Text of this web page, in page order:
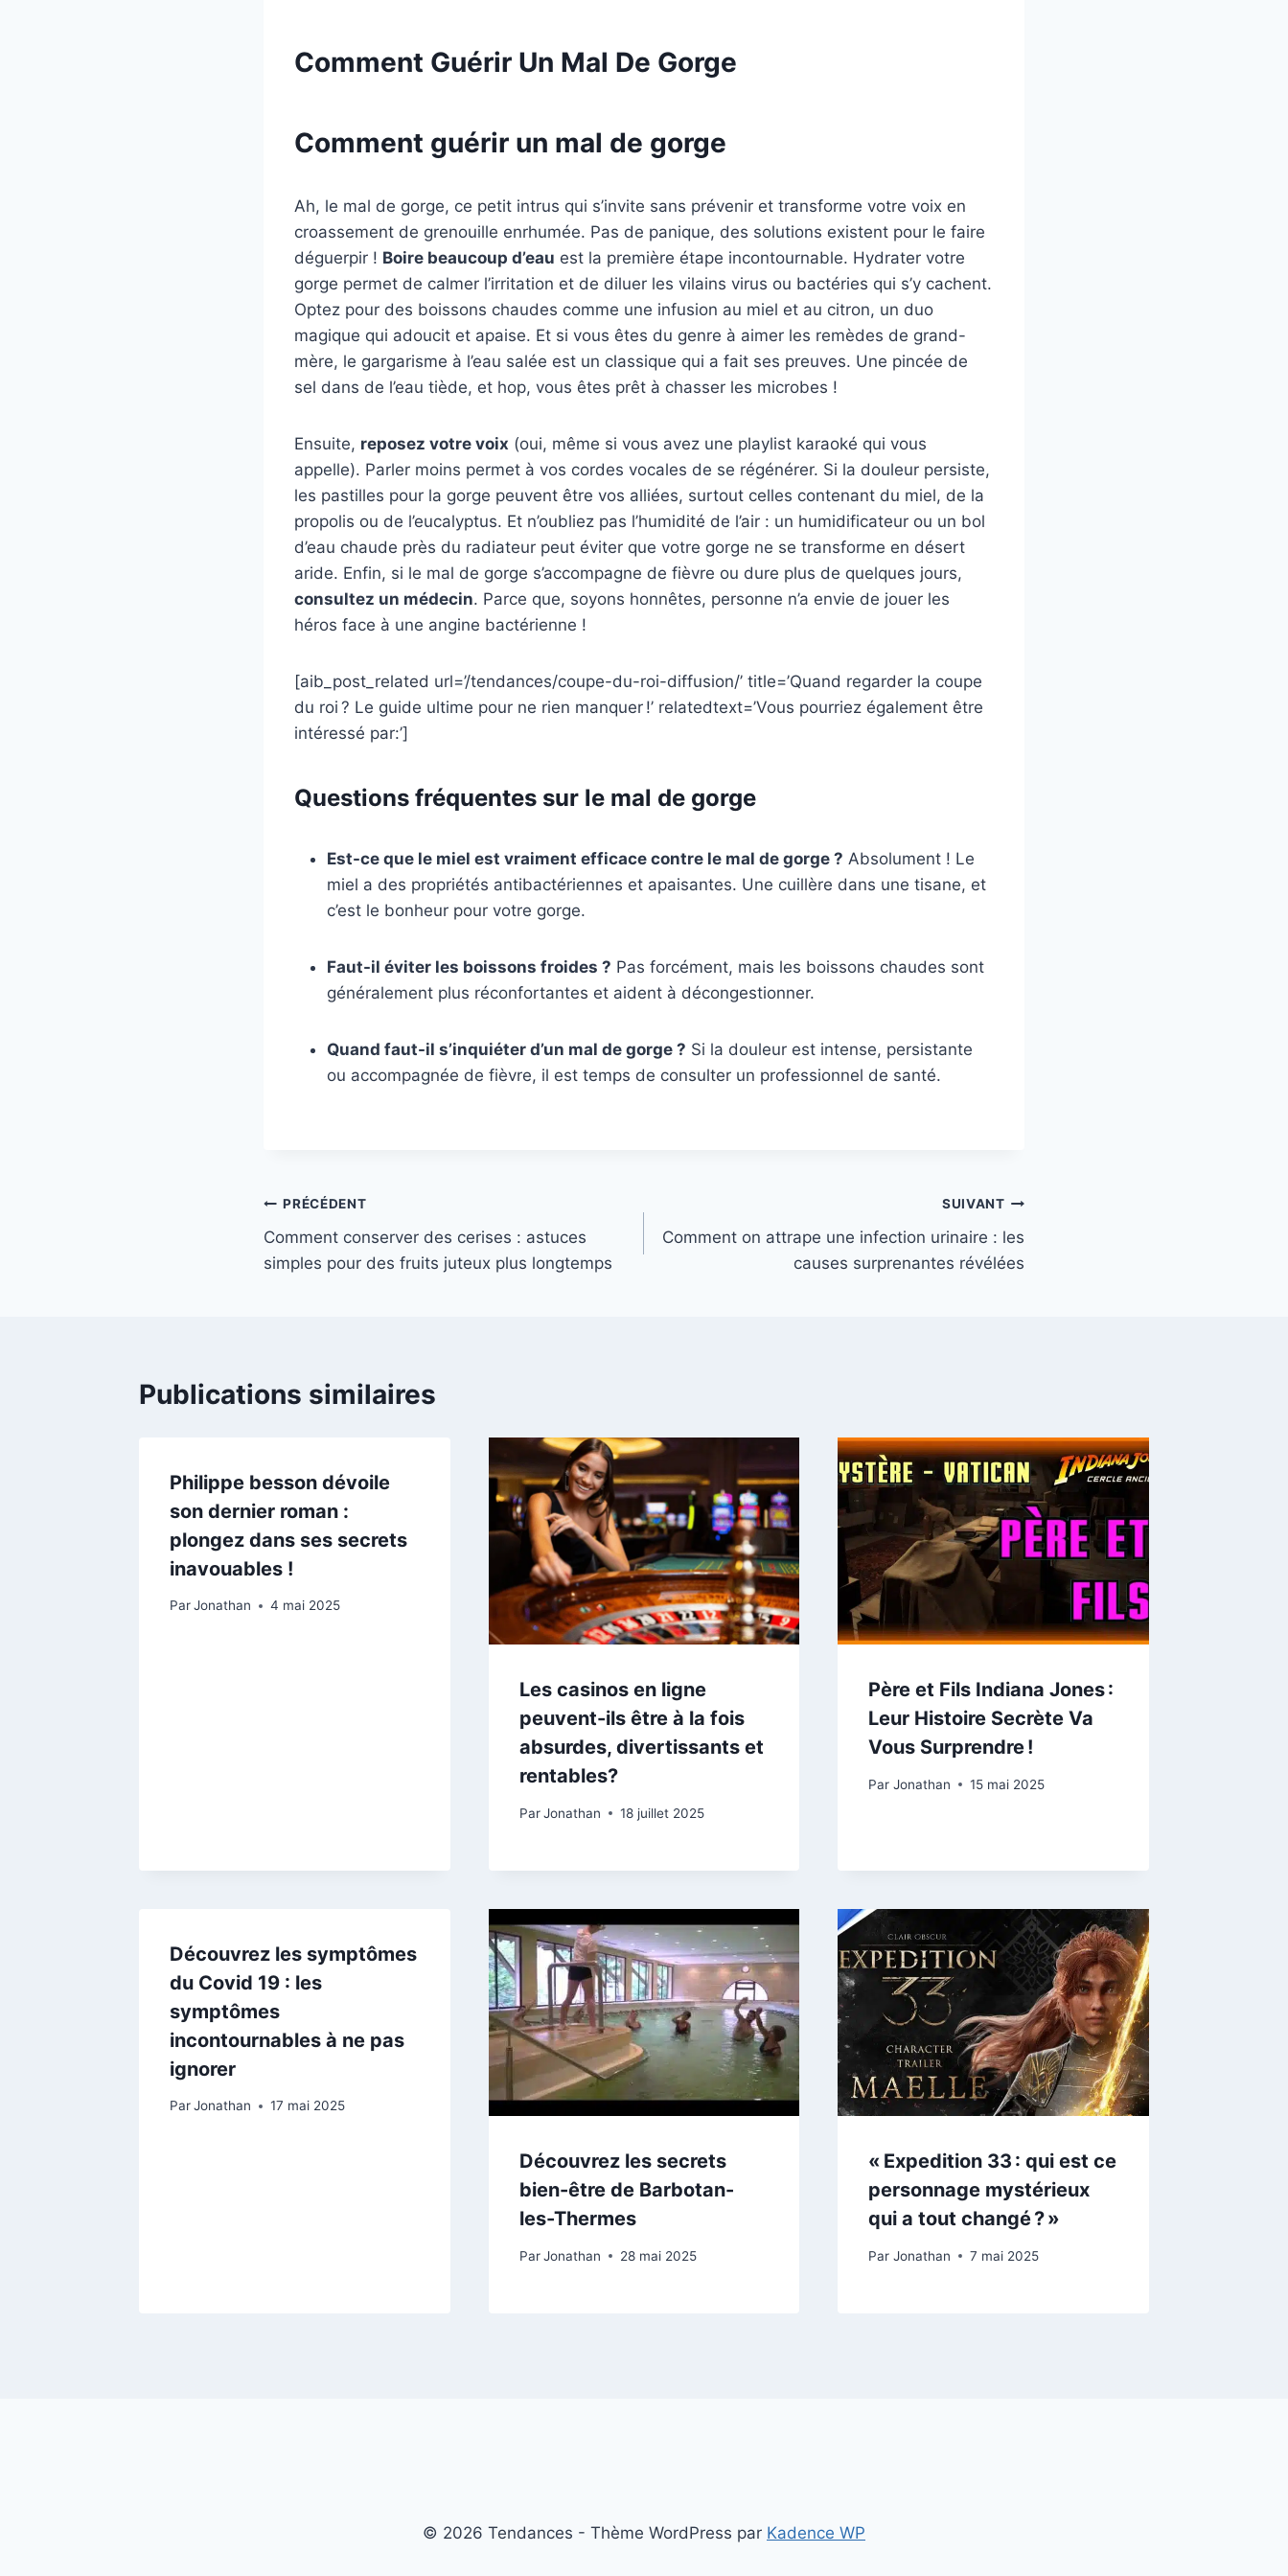
Comment Guérir Un Mal De Gorge
Comment guérir un mal de gorge
Ah, le mal de gorge, ce petit intrus qui s’invite sans prévenir et transforme votre voix en
croassement de grenouille enrhumée. Pas de panique, des solutions existent pour le faire
déguerpir ! Boire beaucoup d’eau est la première étape incontournable. Hydrater votre
gorge permet de calmer l’irritation et de diluer les vilains virus ou bactéries qui s’y cachent.
Optez pour des boissons chaudes comme une infusion au miel et au citron, un duo
magique qui adoucit et apaise. Et si vous êtes du genre à aimer les remèdes de grand-
mère, le gargarisme à l’eau salée est un classique qui a fait ses preuves. Une pincée de
sel dans de l’eau tiède, et hop, vous êtes prêt à chasser les microbes !
Ensuite, reposez votre voix (oui, même si vous avez une playlist karaoké qui vous
appelle). Parler moins permet à vos cordes vocales de se régénérer. Si la douleur persiste,
les pastilles pour la gorge peuvent être vos alliées, surtout celles contenant du miel, de la
propolis ou de l’eucalyptus. Et n’oubliez pas l’humidité de l’air : un humidificateur ou un bol
d’eau chaude près du radiateur peut éviter que votre gorge ne se transforme en désert
aride. Enfin, si le mal de gorge s’accompagne de fièvre ou dure plus de quelques jours,
consultez un médecin. Parce que, soyons honnêtes, personne n’a envie de jouer les
héros face à une angine bactérienne !
[aib_post_related url=’/tendances/coupe-du-roi-diffusion/’ title=’Quand regarder la coupe
du roi ? Le guide ultime pour ne rien manquer !’ relatedtext=’Vous pourriez également être
intéressé par:’]
Questions fréquentes sur le mal de gorge
Est-ce que le miel est vraiment efficace contre le mal de gorge ? Absolument ! Le
miel a des propriétés antibactériennes et apaisantes. Une cuillère dans une tisane, et
c’est le bonheur pour votre gorge.
Faut-il éviter les boissons froides ? Pas forcément, mais les boissons chaudes sont
généralement plus réconfortantes et aident à décongestionner.
Quand faut-il s’inquiéter d’un mal de gorge ? Si la douleur est intense, persistante
ou accompagnée de fièvre, il est temps de consulter un professionnel de santé.
Navigation
de
PRÉCÉDENT
Comment conserver des cerises : astuces
simples pour des fruits juteux plus longtemps
SUIVANT
Comment on attrape une infection urinaire : les
causes surprenantes révélées
Publications similaires
Philippe besson dévoile
son dernier roman :
plongez dans ses secrets
inavouables !
ParJonathan 4 mai 2025
Les casinos en ligne
peuvent-ils être à la fois
absurdes, divertissants et
rentables?
Par Jonathan 18 juillet 2025
Père et Fils Indiana Jones :
Leur Histoire Secrète Va
Vous Surprendre !
Par Jonathan 15 mai 2025
Découvrez les symptômes
du Covid 19 : les
symptômes
incontournables à ne pas
ignorer
ParJonathan 17 mai 2025
Découvrez les secrets
bien-être de Barbotan-
les-Thermes
Par Jonathan 28 mai 2025
« Expedition 33 : qui est ce
personnage mystérieux
qui a tout changé ? »
Par Jonathan 7 mai 2025
© 2026 Tendances - Thème WordPress par Kadence WP